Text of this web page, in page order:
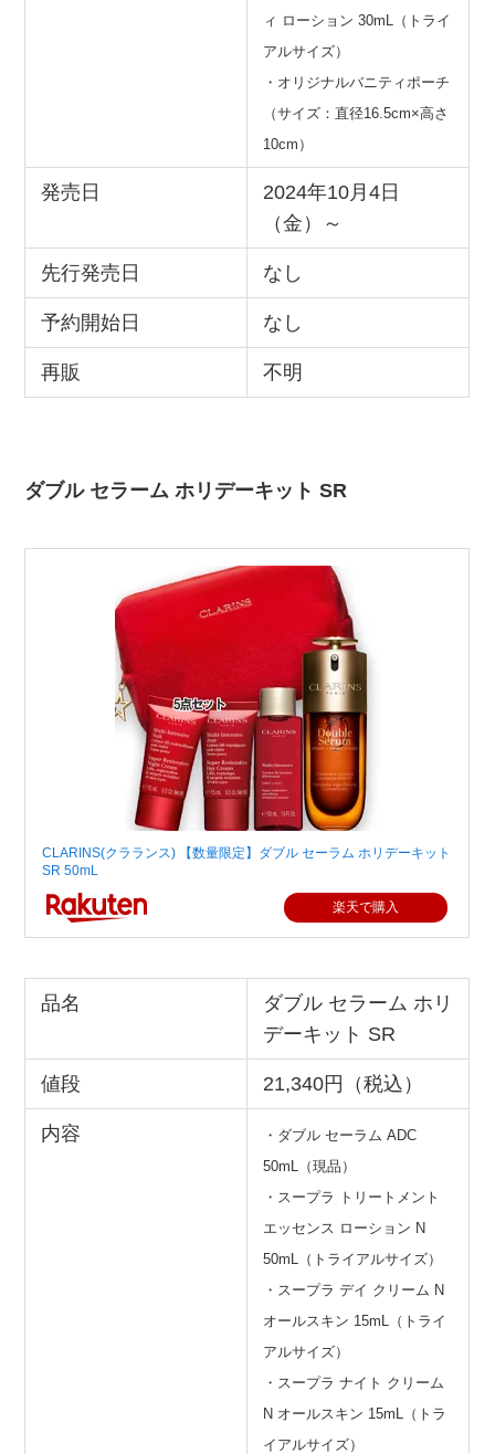
ィ ローション 30mL（トライ
アルサイズ）
・オリジナルバニティポーチ
（サイズ：直径16.5cm×高さ
10cm）
発売日
2024年10月4日
（金）～
先行発売日 なし
予約開始日 なし
再販 不明
ダブル セラーム ホリデーキット SR
CLARINS(クラランス) 【数量限定】ダブル セーラム ホリデーキット
SR 50mL
楽天で購入
品名
ダブル セラーム ホリ
デーキット SR
値段 21,340円（税込）
内容
・ダブル セーラム ADC
50mL（現品）
・スープラ トリートメント
エッセンス ローション N
50mL（トライアルサイズ）
・スープラ デイ クリーム N
オールスキン 15mL（トライ
アルサイズ）
・スープラ ナイト クリーム
N オールスキン 15mL（トラ
イアルサイズ）